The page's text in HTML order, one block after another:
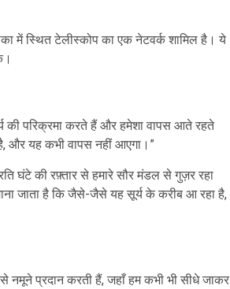
में स्थित टेलीस्कोप का एक नेटवर्क शामिल है। ये
की परिक्रमा करते हैं और हमेशा वापस आते रहते
और यह कभी वापस नहीं आएगा।”
घंटे की रफ़्तार से हमारे सौर मंडल से गुज़र रहा
जाता है कि जैसे-जैसे यह सूर्य के करीब आ रहा है,
नमूने प्रदान करती हैं, जहाँ हम कभी भी सीधे जाकर